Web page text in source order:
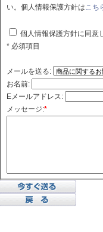
い。個人情報保護方針はこち
個人情報保護方針に同意
* 必須項目
メールを送る:
お名前:
Eメールアドレス:
メッセージ:*